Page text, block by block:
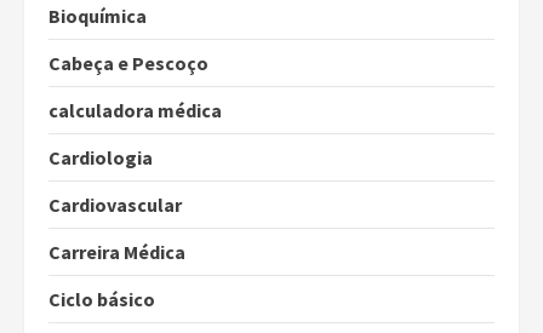
Bioquímica
Cabeça e Pescoço
calculadora médica
Cardiologia
Cardiovascular
Carreira Médica
Ciclo básico